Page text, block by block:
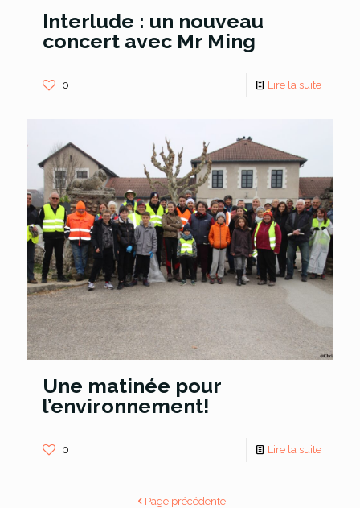
Interlude : un nouveau
concert avec Mr Ming
0 Lire la suite
Une matinée pour
l’environnement!
0 Lire la suite
Page précédente